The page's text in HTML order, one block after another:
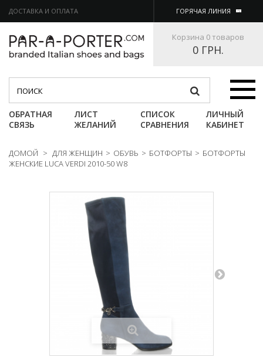
ДОСТАВКА И ОПЛАТА ГОРЯЧАЯ ЛИНИЯ
Корзина 0 товаров
0 ГРН.
Категории
ОБРАТНАЯ
СВЯЗЬ
ЛИСТ
ЖЕЛАНИЙ
СПИСОК
СРАВНЕНИЯ
ЛИЧНЫЙ
КАБИНЕТ
ДОМОЙ > ДЛЯ ЖЕНЩИН > ОБУВЬ > БОТФОРТЫ > БОТФОРТЫ
ЖЕНСКИЕ LUCA VERDI 2010-50 W8